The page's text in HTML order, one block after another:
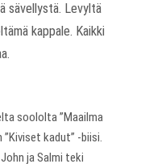
sävellystä. Levyltä
kappale. Kaikki
soololta ”Maailma
kadut” -biisi.
ja Salmi teki